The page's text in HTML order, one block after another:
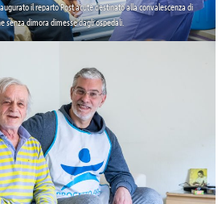
ilrepartoPost acutedestinato alla convalescenza di
senza dimora dimesse dagli ospedali.